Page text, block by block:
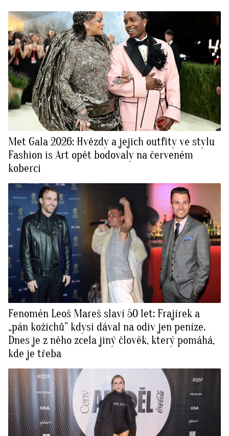
Met Gala 2026: Hvězdy a jejich outfity ve stylu
Fashion is Art opět bodovaly na červeném
koberci
Fenomén Leoš Mareš slaví 50 let: Frajírek a
„pán kožichů” kdysi dával na odiv jen peníze.
Dnes je z něho zcela jiný člověk, který pomáhá,
kde je třeba